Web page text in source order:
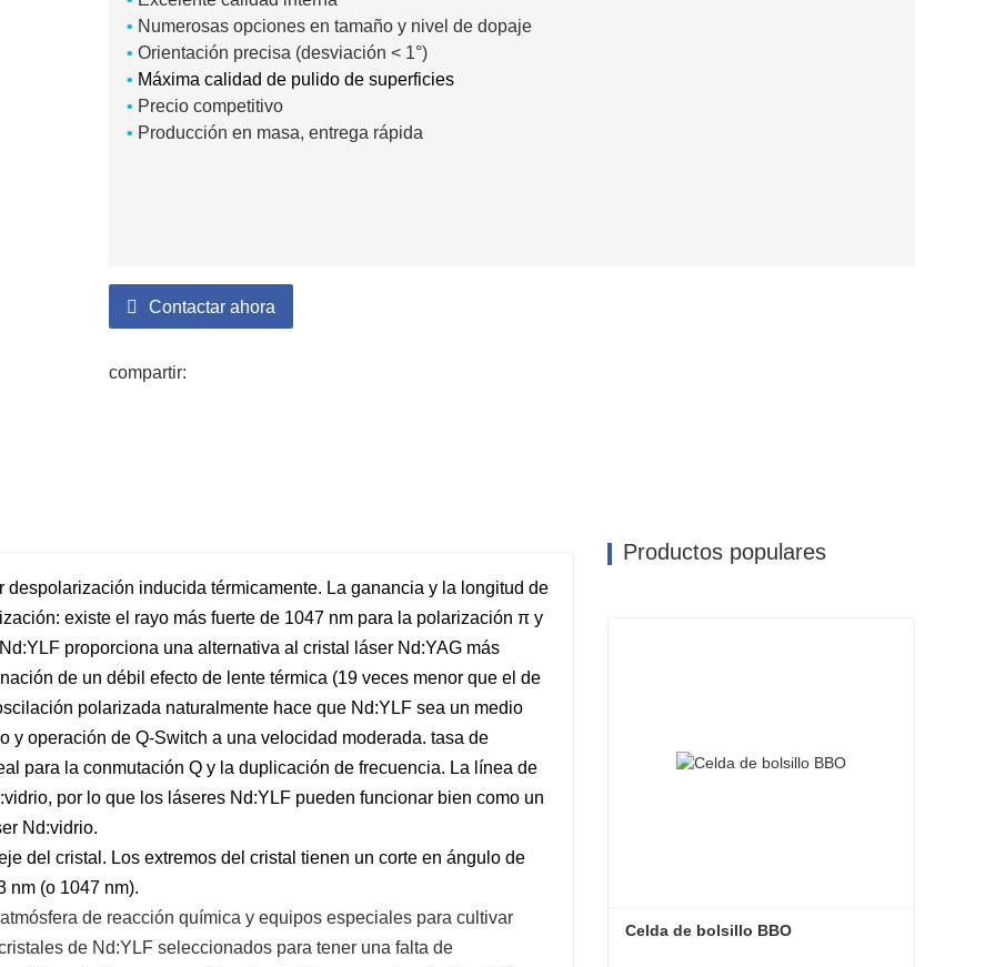
• Numerosas opciones en tamaño y nivel de dopaje
• Orientación precisa (desviación < 1°)
• Máxima calidad de pulido de superficies
• Precio competitivo
• Producción en masa, entrega rápida
Contactar ahora
compartir:
inducida térmicamente. La ganancia y la longitud de
existe el rayo más fuerte de 1047 nm para la polarización π y
Nd:YLF proporciona una alternativa al cristal láser Nd:YAG más
de un débil efecto de lente térmica (19 veces menor que el de
polarizada naturalmente hace que Nd:YLF sea un medio
y operación de Q-Switch a una velocidad moderada. tasa de
para la conmutación Q y la duplicación de frecuencia. La línea de
por lo que los láseres Nd:YLF pueden funcionar bien como un
Nd:vidrio.
del cristal. Los extremos del cristal tienen un corte en ángulo de
nm (o 1047 nm).
de reacción química y equipos especiales para cultivar
de Nd:YLF seleccionados para tener una falta de
Productos populares
Celda de bolsillo BBO